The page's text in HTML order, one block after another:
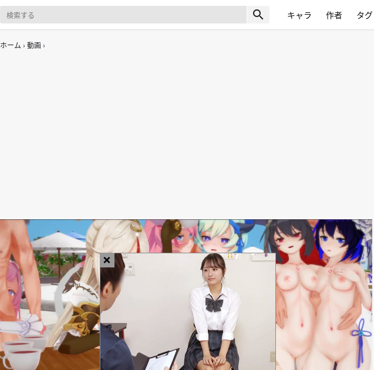
search キャラ 作者 タグ
ホーム 動画
play_arrow
×